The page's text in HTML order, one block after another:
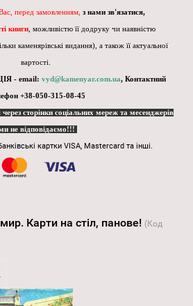
перед замовленням, з нами зв'язатися,
книги , можливістю її додруку чи наявністю
каменярівські видання), а також її актуальної
вартості.
- email: vyd@kamenyar.com.ua, Контактний
+38-050-315-08-45
сторінки соціальних мереж та месенджерів
не відповідаємо!!!
картки VISA, Mastercard та інші.
Карти на стіл, панове! (Код